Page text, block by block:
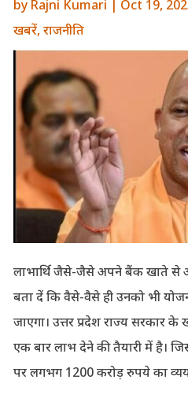
by Rajni Kumari | Oct 19,
खबरें,राजनीति
लाभार्थि जैसे-जैसे अपने बैंक खाते से
बता दें कि वैसे-वैसे ही उनको भी
जाएगा। उत्तर प्रदेश राज्य सरकार
एक बार लाभ देने की तैयारी में है।
पर लगभग 1200 करोड़ रुपये का